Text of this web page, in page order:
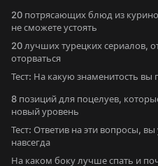
20 потрясающих блюд из
не сможете устоять
20 лучших турецких сериалов,
оторваться
Тест: На какую знаменитость вы
8 позиций для поцелуев,
новый уровень
Тест: Ответив на эти вопросы,
навсегда
На каком боку лучше спать и